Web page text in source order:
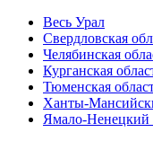
Весь Урал
Свердловская
Челябинская
Курганская
Тюменская
Ханты-
Ямало-Ненецкий